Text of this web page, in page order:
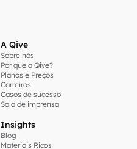
A Qive
Sobre nós
Por que a Qive?
Planos e Preços
Carreiras
Casos de sucesso
Sala de imprensa
Insights
Blog
Materiais Ricos